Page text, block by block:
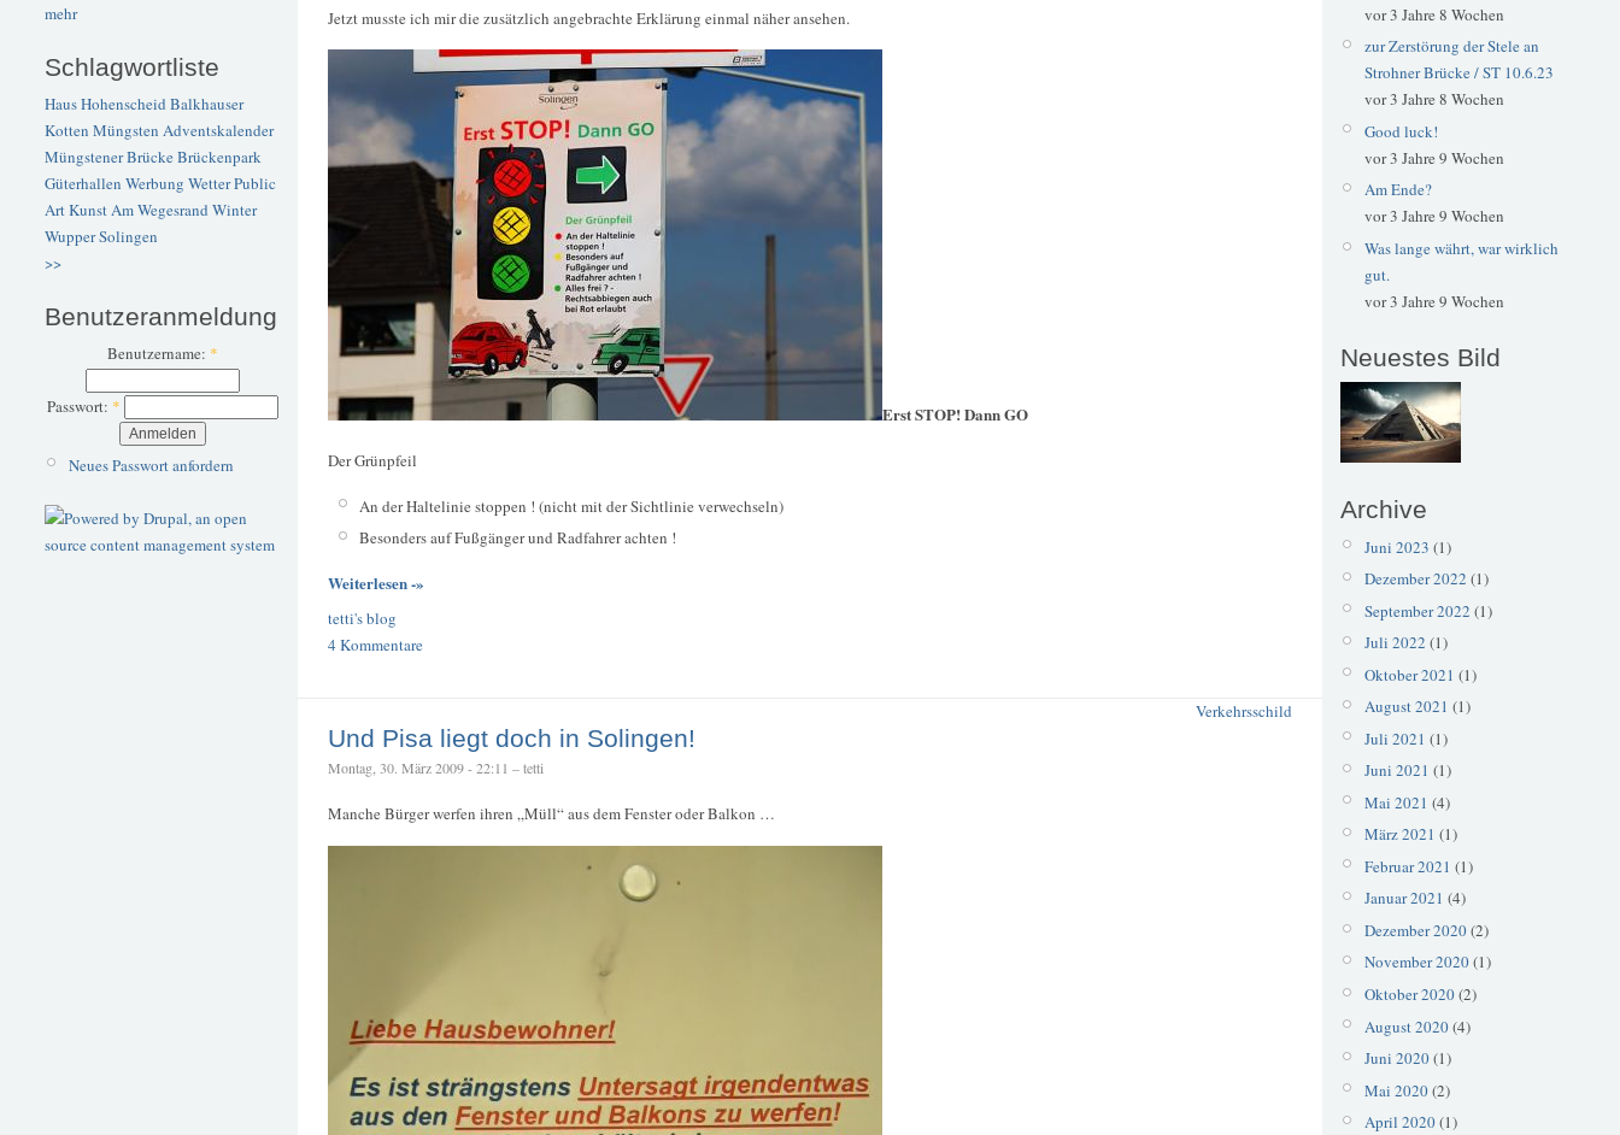
mehr
Schlagwortliste
Haus Hohenscheid Balkhauser
Kotten Müngsten Adventskalender
Müngstener BrückeBrückenpark
Güterhallen Werbung WetterPublic
ArtKunstAm Wegesrand Winter
WupperSolingen
>>
Benutzeranmeldung
Benutzername: *
Passwort: *
Neues Passwort anfordern
Jetzt musste ich mir die zusätzlich angebrachte Erklärung einmal näher ansehen.
Erst STOP! Dann GO
Der Grünpfeil
An der Haltelinie stoppen ! (nicht mit der Sichtlinie verwechseln)
Besonders auf Fußgänger und Radfahrer achten !
Weiterlesen -»
tetti's blog
4 Kommentare
Verkehrsschild
Und Pisa liegt doch in Solingen!
Montag, 30. März 2009 - 22:11 – tetti
Manche Bürger werfen ihren „Müll“ aus dem Fenster oder Balkon …
vor 3 Jahre 8 Wochen
zur Zerstörung der Stele an
Strohner Brücke / ST 10.6.23
vor 3 Jahre 8 Wochen
Good luck!
vor 3 Jahre 9 Wochen
Am Ende?
vor 3 Jahre 9 Wochen
Was lange währt, war wirklich
gut.
vor 3 Jahre 9 Wochen
Neuestes Bild
Archive
Juni 2023 (1)
Dezember 2022 (1)
September 2022 (1)
Juli 2022 (1)
Oktober 2021 (1)
August 2021 (1)
Juli 2021 (1)
Juni 2021 (1)
Mai 2021 (4)
März 2021 (1)
Februar 2021 (1)
Januar 2021 (4)
Dezember 2020(2)
November 2020(1)
Oktober 2020(2)
August 2020(4)
Juni 2020(1)
Mai 2020(2)
April 2020(1)